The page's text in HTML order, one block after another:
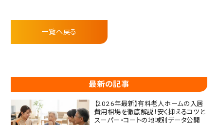
一覧へ戻る
最新の記事
【2026年最新】有料老人ホームの入居
費用相場を徹底解説！安く抑えるコツと
スーパー・コートの地域別データ公開